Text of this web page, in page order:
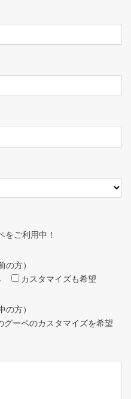
をご利用中！
の方）
カスタマイズも希望
の方）
グーペのカスタマイズを希望